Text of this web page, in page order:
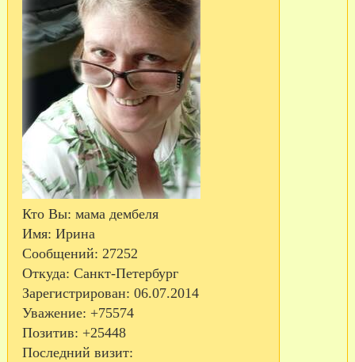
Кто Вы: мама дембеля
Имя: Ирина
Сообщений: 27252
Откуда: Санкт-Петербург
Зарегистрирован: 06.07.2014
Уважение: +75574
Позитив: +25448
Последний визит: